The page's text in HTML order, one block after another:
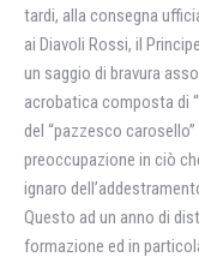
tardi, alla consegna
ai Diavoli Rossi, il
un saggio di bravura
acrobatica composta di
del “pazzesco
preoccupazione in ciò
ignaro
Questo ad un anno di
formazione ed in